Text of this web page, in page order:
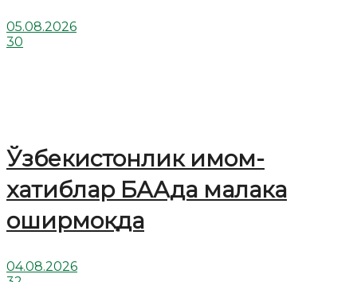
05.08.2026
30
Ўзбекистонлик имом-
хатиблар БААда малака
оширмоқда
04.08.2026